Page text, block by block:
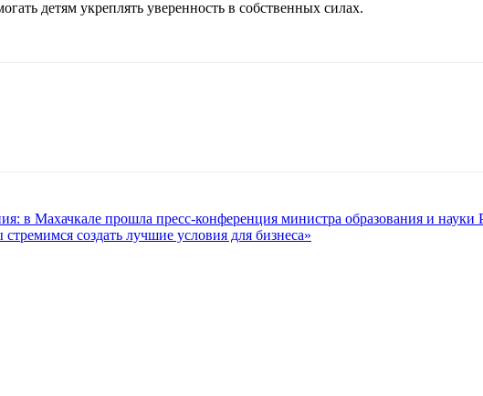
детям укреплять уверенность в собственных силах.
в Махачкале прошла пресс-конференция министра образования и науки
создать лучшие условия для бизнеса»